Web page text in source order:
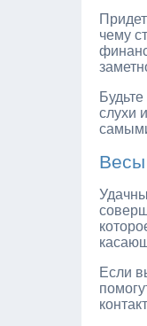
чему
слухи
Весы
Если